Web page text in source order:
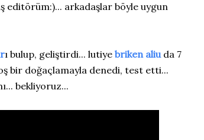
editörüm:)... arkadaşlar böyle uygun
ı bulup, geliştirdi... lutiye briken aliuda 7
bir doğaçlamayla denedi, test etti...
bekliyoruz...